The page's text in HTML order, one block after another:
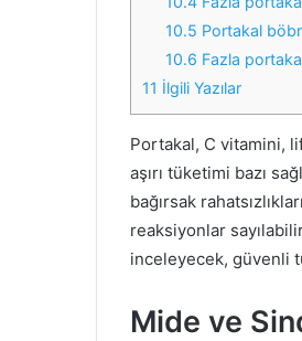
10.5 Portakal
10.6 Fazla
11 İlgili Yazılar
Portakal, C vitamini,
aşırı tüketimi bazı
bağırsak
reaksiyonlar
inceleyecek, güvenli
Mide ve